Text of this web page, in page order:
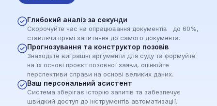
Глибокий аналіз за секунди
Скорочуйте час на опрацювання документів до 60%,
ставлячи прямі запитання до самого документа.
Прогнозування та конструктор позовів
Знаходьте виграшні аргументи для суду та формуйте
на їх основі проєкт позовної заяви, оцінюйте
перспективи справи на основі великих даних.
Ваш персональний асистент
Система зберігає історію запитів та забезпечує
швидкий доступ до інструментів автоматизації.